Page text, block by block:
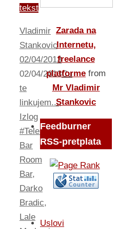
tekst
Vladimir
Stankovic
02/04/2013
02/04/2013Cu
te
linkujem...,
Izlog
#TelenorSrbija,
Bar
Room
Bar,
Darko
Bradic,
Lale
Zarada na
Internetu,
freelance
platforme from
Mr Vladimir
Stankovic
Feedburner
RSS-pretplata
Uslovi